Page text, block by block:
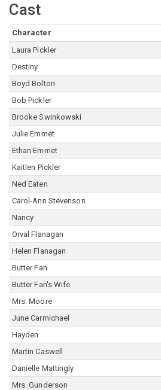
Cast
Character
Laura Pickler
Destiny
Boyd Bolton
Bob Pickler
Brooke Swinkowski
Julie Emmet
Ethan Emmet
Kaitlen Pickler
Ned Eaten
Carol-Ann Stevenson
Nancy
Orval Flanagan
Helen Flanagan
Butter Fan
Butter Fan's Wife
Mrs. Moore
June Carmichael
Hayden
Martin Caswell
Danielle Mattingly
Mrs. Gunderson